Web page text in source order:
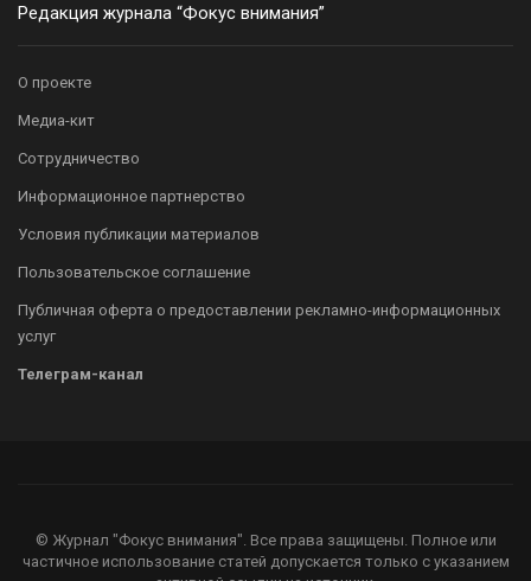
Редакция журнала “Фокус внимания”
О проекте
Медиа-кит
Сотрудничество
Информационное партнерство
Условия публикации материалов
Пользовательское соглашение
Публичная оферта о предоставлении рекламно-информационных
услуг
Телеграм-канал
© Журнал "Фокус внимания". Все права защищены. Полное или
частичное использование статей допускается только с указанием